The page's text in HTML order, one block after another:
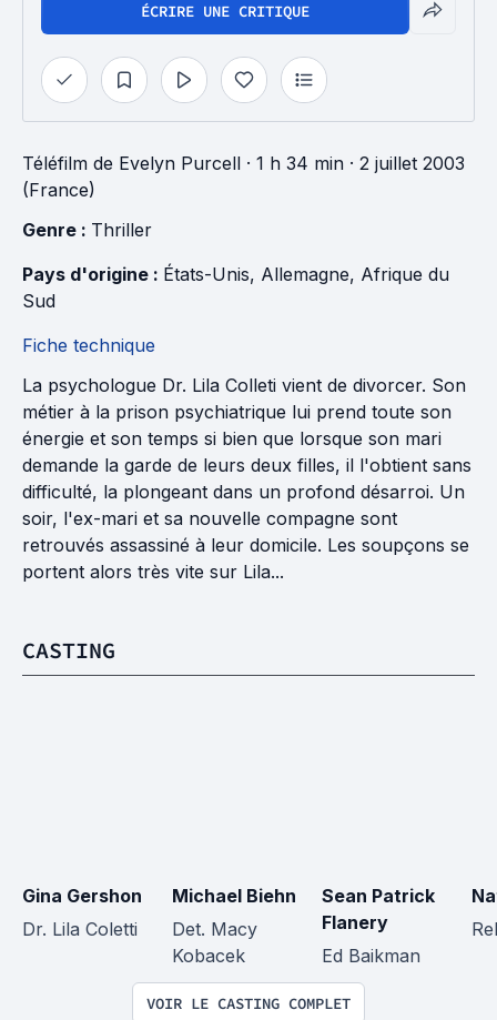
ÉCRIRE UNE CRITIQUE
Téléfilm de Evelyn Purcell · 1 h 34 min · 2 juillet 2003
(France)
Genre : Thriller
Pays d'origine : États-Unis, Allemagne, Afrique du
Sud
Fiche technique
La psychologue Dr. Lila Colleti vient de divorcer. Son
métier à la prison psychiatrique lui prend toute son
énergie et son temps si bien que lorsque son mari
demande la garde de leurs deux filles, il l'obtient sans
difficulté, la plongeant dans un profond désarroi. Un
soir, l'ex-mari et sa nouvelle compagne sont
retrouvés assassiné à leur domicile. Les soupçons se
portent alors très vite sur Lila...
CASTING
Gina Gershon
Dr. Lila Coletti
Michael Biehn
Det. Macy
Kobacek
Sean Patrick
Flanery
Ed Baikman
VOIR LE CASTING COMPLET